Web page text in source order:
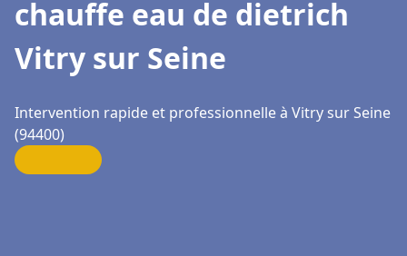
chauffe eau de dietrich
Vitry sur Seine
Intervention rapide et professionnelle à Vitry sur Seine
(94400)